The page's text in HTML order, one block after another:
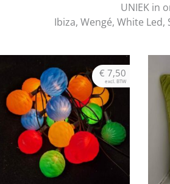
UNIEK in
Ibiza, Wengé, White
€ 7,50
excl. BTW